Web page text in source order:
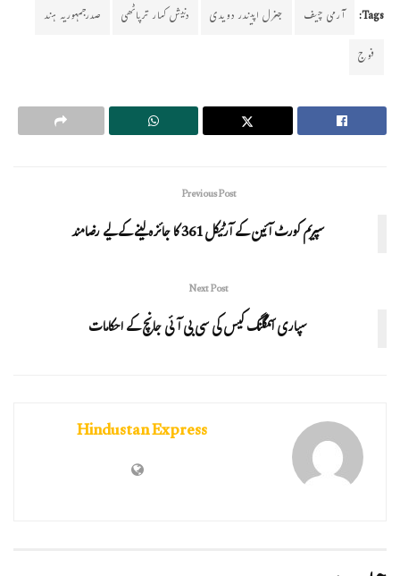
Tags: آرمی چیف جنرل اپیندر دویدی دنیش کمار ترپاٹھی
صدرجمہوریہ ہند
فوج
Previous Post
سپریم کورٹ آئین کے آرٹیکل 361 کا جائزہ لینے کے لیے رضامند
Next Post
سپاری اسمگلنگ کیس کی سی بی آئی جانچ کے احکامات
Hindustan Express